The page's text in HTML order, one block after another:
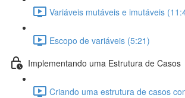
Variáveis mutáveis e imutáveis
Escopo de variáveis (5:21)
Implementando uma Estrutura de Casos
Criando uma estrutura de casos